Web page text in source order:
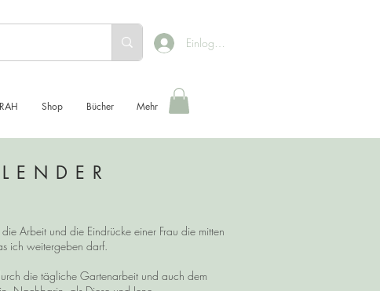
Einloggen
Shop Bücher Mehr
Arbeit und die Eindrücke einer Frau die mitten
ich weitergeben darf.
die tägliche Gartenarbeit und auch dem